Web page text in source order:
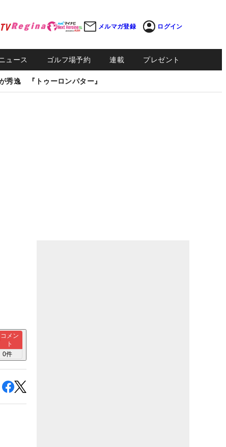
メルマガ登録 ログイン
ュース ゴルフ場予約 連載 プレゼント
秀逸 『トゥーロンパター』
コメン
ト
0件